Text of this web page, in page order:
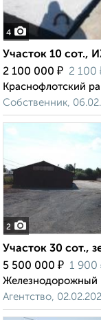
4
Участок 10 сот.,
2 100 000 ₽ 2 100
Краснофлотский
Собственник,
2
Участок 30 сот.,
5 500 000 ₽ 1 900
Железнодорожный
Агентство,